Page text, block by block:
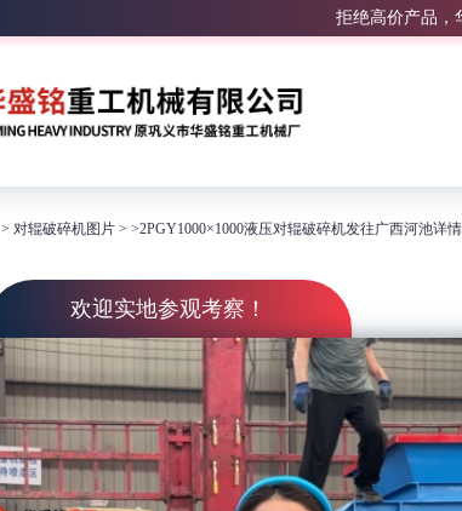
拒绝高价产品，
>对辊破碎机图片 > >2PGY1000×1000液压对辊破碎机发往广西河池详情
欢迎实地参观考察！